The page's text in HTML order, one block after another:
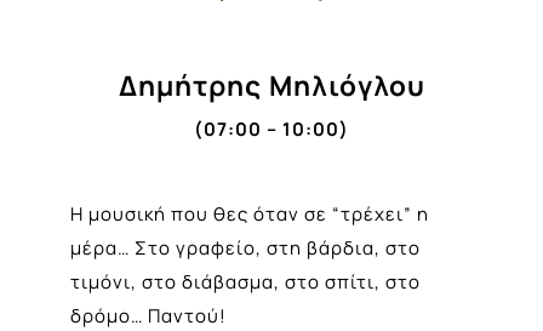
Δημήτρης Μηλιόγλου
(07:00 – 10:00)
Η μουσική που θες όταν σε “τρέχει” η
μέρα… Στο γραφείο, στη βάρδια, στο
τιμόνι, στο διάβασμα, στο σπίτι, στο
δρόμο… Παντού!